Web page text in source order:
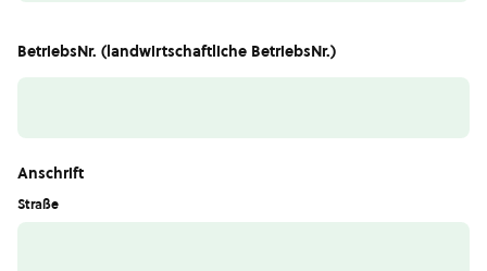
BetriebsNr. (landwirtschaftliche BetriebsNr.)
Anschrift
Straße